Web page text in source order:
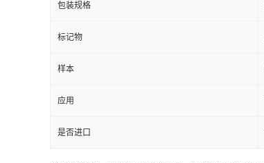
包装规格
标记物
样本
应用
是否进口